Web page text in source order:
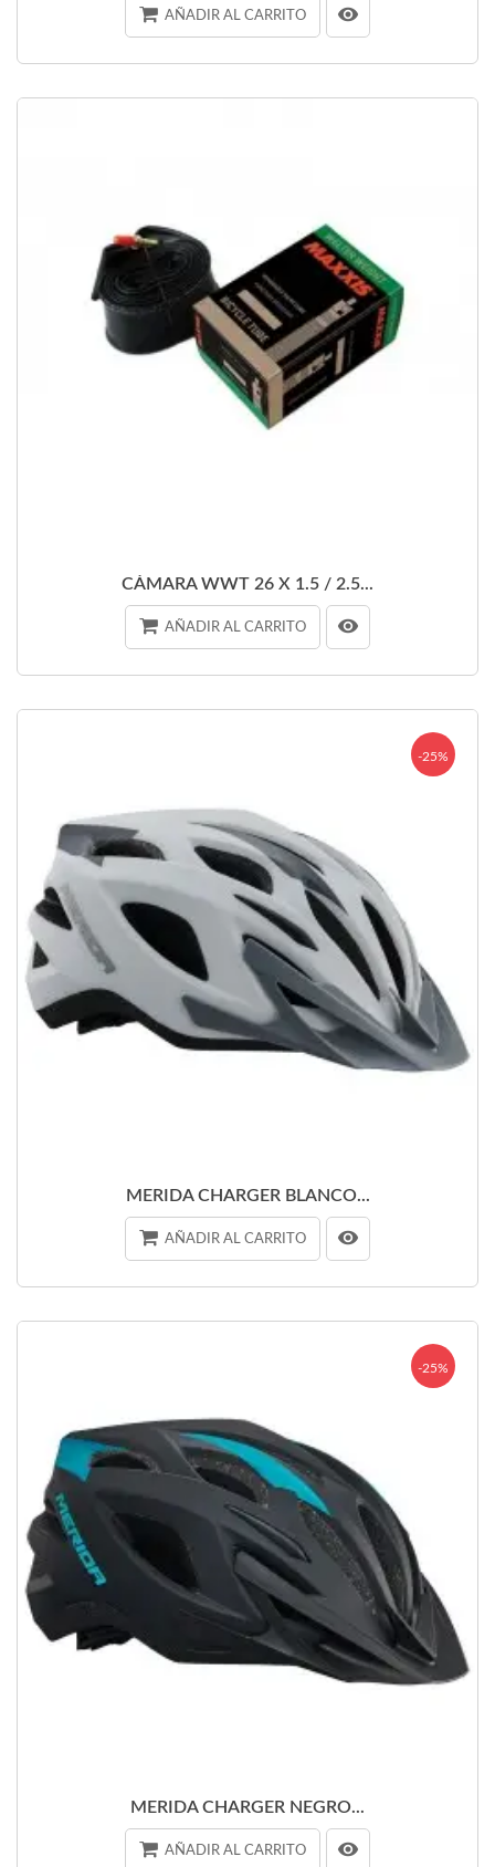
AÑADIR AL CARRITO
CÁMARA WWT 26 X 1.5 / 2.5...
AÑADIR AL CARRITO
-25%
MERIDA CHARGER BLANCO...
AÑADIR AL CARRITO
-25%
MERIDA CHARGER NEGRO...
AÑADIR AL CARRITO